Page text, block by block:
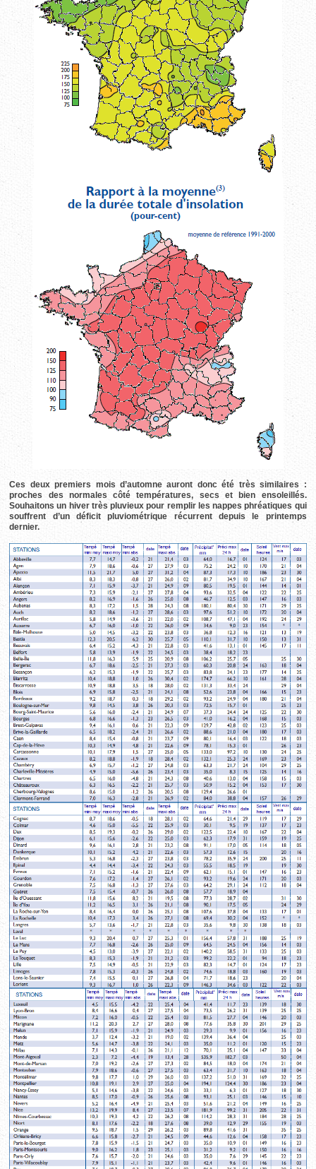
Ces deux premiers mois d’automne auront donc été très similaires :
proches des normales côté températures, secs et bien ensoleillés.
Souhaitons un hiver très pluvieux pour remplir les nappes phréatiques qui
souffrent d’un déficit pluviométrique récurrent depuis le printemps
dernier.